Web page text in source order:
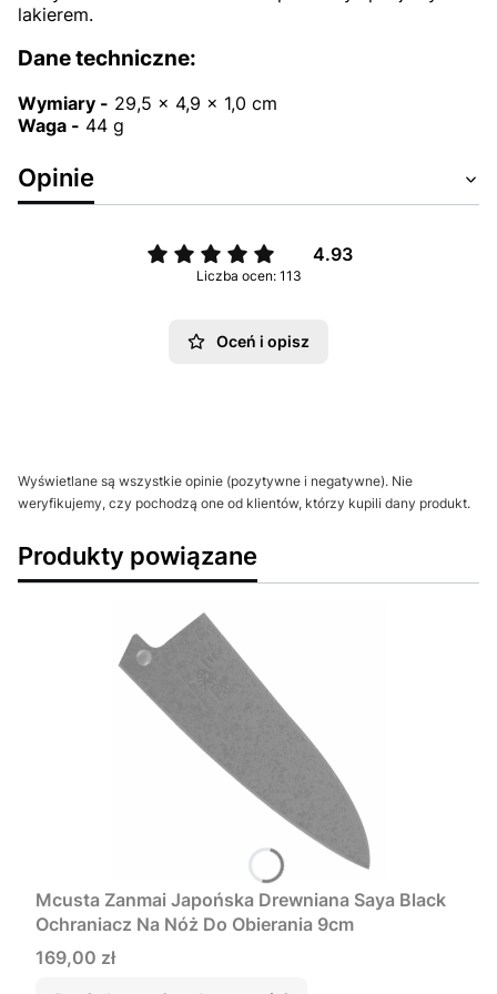
lakierem.
Dane techniczne:
Wymiary - 29,5 x 4,9 x 1,0 cm
Waga - 44 g
Opinie
4.93
Liczba ocen: 113
Oceń i opisz
Wyświetlane są wszystkie opinie (pozytywne i negatywne). Nie
weryfikujemy, czy pochodzą one od klientów, którzy kupili dany produkt.
Produkty powiązane
Mcusta Zanmai Japońska Drewniana Saya Black
Ochraniacz Na Nóż Do Obierania 9cm
Cena
169,00 zł